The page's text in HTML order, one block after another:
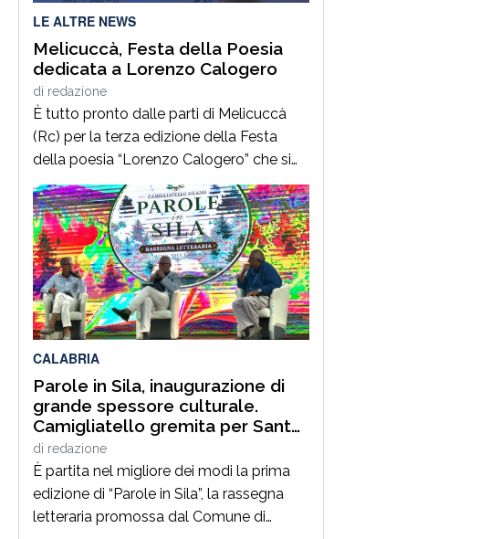
LE ALTRE NEWS
Melicuccà, Festa della Poesia
dedicata a Lorenzo Calogero
di redazione
È tutto pronto dalle parti di Melicuccà
(Rc) per la terza edizione della Festa
della poesia “Lorenzo Calogero” che si
terrà dal 6 all’11 agosto. Dopo il successo
delle prime due edizioni, nel 2024 e nel
2025, che hanno portato nell’entroterra
calabrese autorevoli protagonisti della
cultura italiana e internazionale, anche
per quest’annoLYRIKS – Laboratorio
Interdisciplinare […]
CALABRIA
Parole in Sila, inaugurazione di
grande spessore culturale.
Camigliatello gremita per Santo
Gioffrè e il Procuratore Aggiunto
Stefano Musolino
di redazione
È partita nel migliore dei modi la prima
edizione di “Parole in Sila”, la rassegna
letteraria promossa dal Comune di